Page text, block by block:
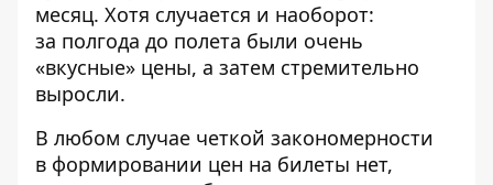
месяц. Хотя случается и наоборот:
за полгода до полета были очень
«вкусные» цены, а затем стремительно
выросли.
В любом случае четкой закономерности
в формировании цен на билеты нет,